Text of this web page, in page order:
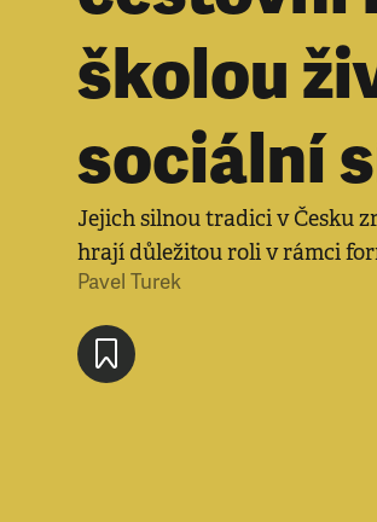
školou
sociální
Jejich silnou tradici v Česku
hrají důležitou roli v rámci
Pavel Turek